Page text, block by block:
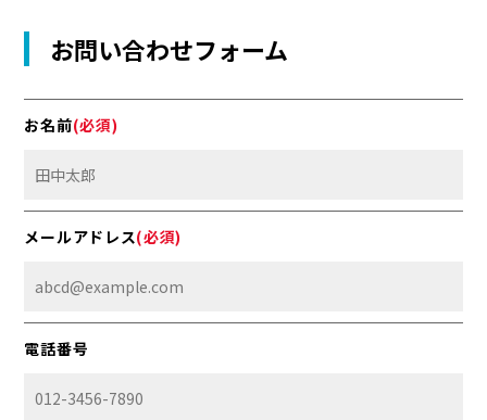
お問い合わせフォーム
お名前(必須)
メールアドレス(必須)
電話番号